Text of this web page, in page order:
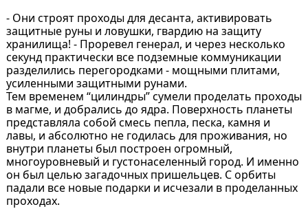
- Они строят проходы для десанта, активировать
защитные руны и ловушки, гвардию на защиту
хранилища! - Проревел генерал, и через несколько
секунд практически все подземные коммуникации
разделились перегородками - мощными плитами,
усиленными защитными рунами.
Тем временем “цилиндры” сумели проделать проходы
в магме, и добрались до ядра. Поверхность планеты
представляла собой смесь пепла, песка, камня и
лавы, и абсолютно не годилась для проживания, но
внутри планеты был построен огромный,
многоуровневый и густонаселенный город. И именно
он был целью загадочных пришельцев. С орбиты
падали все новые подарки и исчезали в проделанных
проходах.